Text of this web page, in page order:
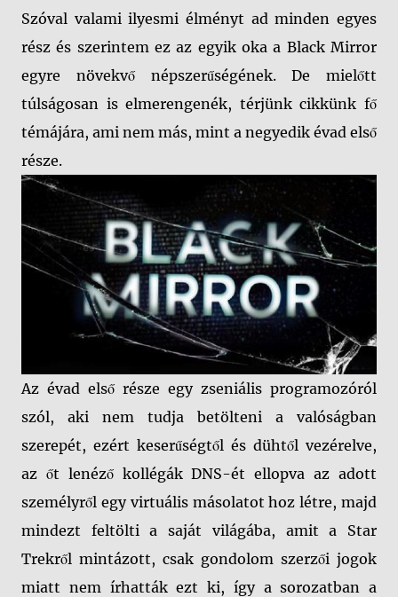
Szóval valami ilyesmi élményt ad minden egyes
rész és szerintem ez az egyik oka a Black Mirror
egyre növekvő népszerűségének. De mielőtt
túlságosan is elmerengenék, térjünk cikkünk fő
témájára, ami nem más, mint a negyedik évad első
része.
Az évad első része egy zseniális programozóról
szól, aki nem tudja betölteni a valóságban
szerepét, ezért keserűségtől és dühtől vezérelve,
az őt lenéző kollégák DNS-ét ellopva az adott
személyről egy virtuális másolatot hoz létre, majd
mindezt feltölti a saját világába, amit a Star
Trekről mintázott, csak gondolom szerzői jogok
miatt nem írhatták ezt ki, így a sorozatban a